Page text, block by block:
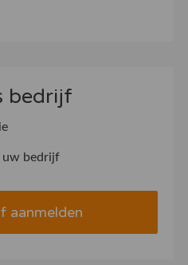
bedrijf
uw bedrijf
aanmelden